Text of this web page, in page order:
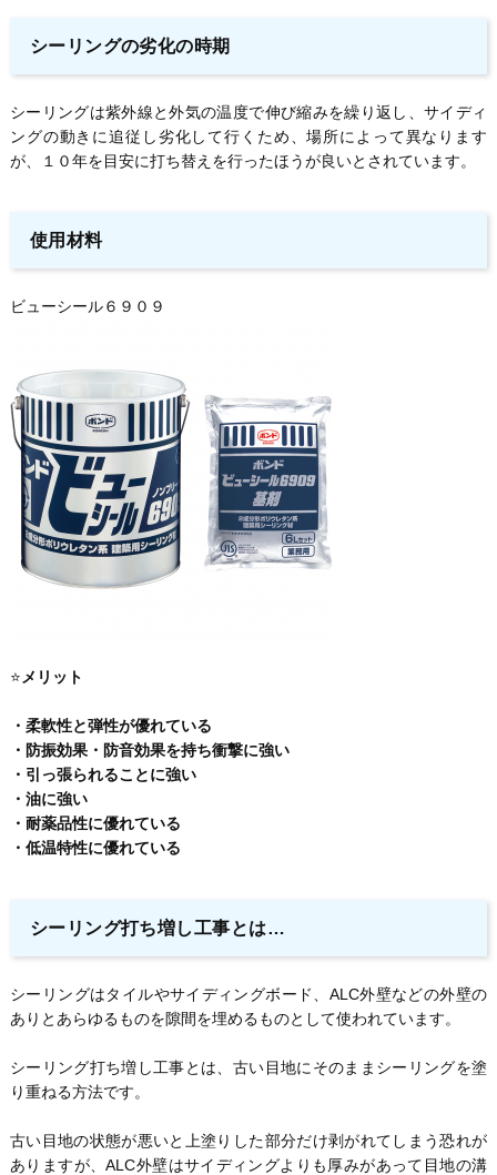
シーリングの劣化の時期
シーリングは紫外線と外気の温度で伸び縮みを繰り返し、サイディ
ングの動きに追従し劣化して行くため、場所によって異なります
が、１０年を目安に打ち替えを行ったほうが良いとされています。
使用材料
ビューシール６９０９
⭐️ メリット
・柔軟性と弾性が優れている
・防振効果・防音効果を持ち衝撃に強い
・引っ張られることに強い
・油に強い
・耐薬品性に優れている
・低温特性に優れている
シーリング打ち増し工事とは…
シーリングはタイルやサイディングボード、ALC外壁などの外壁の
ありとあらゆるものを隙間を埋めるものとして使われています。
シーリング打ち増し工事とは、古い目地にそのままシーリングを塗
り重ねる方法です。
古い目地の状態が悪いと上塗りした部分だけ剥がれてしまう恐れが
ありますが、ALC外壁はサイディングよりも厚みがあって目地の溝